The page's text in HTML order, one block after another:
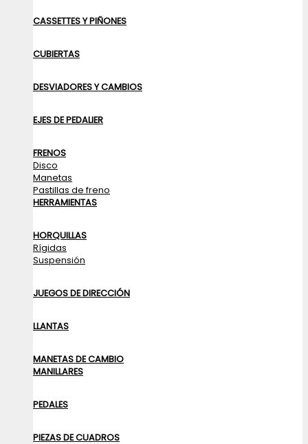
CASSETTES Y PIÑONES
CUBIERTAS
DESVIADORES Y CAMBIOS
EJES DE PEDALIER
FRENOS
Disco
Manetas
Pastillas de freno
HERRAMIENTAS
HORQUILLAS
Rígidas
Suspensión
JUEGOS DE DIRECCIÓN
LLANTAS
MANETAS DE CAMBIO
MANILLARES
PEDALES
PIEZAS DE CUADROS